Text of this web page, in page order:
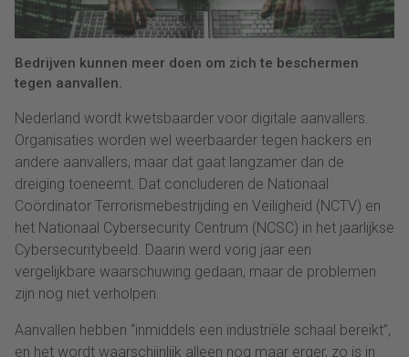
Bedrijven kunnen meer doen om zich te beschermen
tegen aanvallen.
Nederland wordt kwetsbaarder voor digitale aanvallers.
Organisaties worden wel weerbaarder tegen hackers en
andere aanvallers, maar dat gaat langzamer dan de
dreiging toeneemt. Dat concluderen de Nationaal
Coördinator Terrorismebestrijding en Veiligheid (NCTV) en
het Nationaal Cybersecurity Centrum (NCSC) in het jaarlijkse
Cybersecuritybeeld. Daarin werd vorig jaar een
vergelijkbare waarschuwing gedaan, maar de problemen
zijn nog niet verholpen.
Aanvallen hebben “inmiddels een industriële schaal bereikt”,
en het wordt waarschijnlijk alleen nog maar erger, zo is in